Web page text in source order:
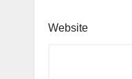
Website